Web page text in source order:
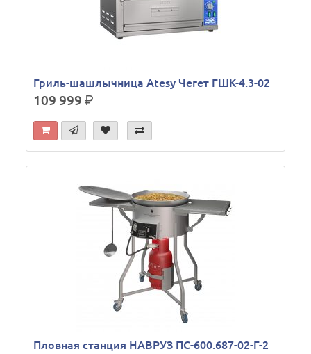
Гриль-шашлычница Atesy Чегет ГШК-4.3-02
109 999р.
Пловная станция НАВРУЗ ПС-600.687-02-Г-2